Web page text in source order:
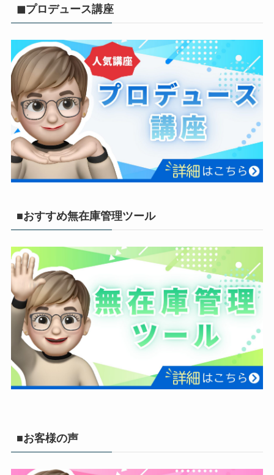
◼︎プロデュース講座
■おすすめ無在庫管理ツール
■お客様の声